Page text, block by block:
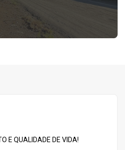
E QUALIDADE DE VIDA!